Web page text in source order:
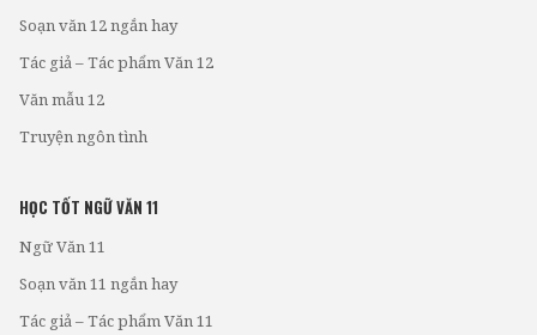
Soạn văn 12 ngắn hay
Tác giả – Tác phẩm Văn 12
Văn mẫu 12
Truyện ngôn tình
HỌC TỐT NGỮ VĂN 11
Ngữ Văn 11
Soạn văn 11 ngắn hay
Tác giả – Tác phẩm Văn 11